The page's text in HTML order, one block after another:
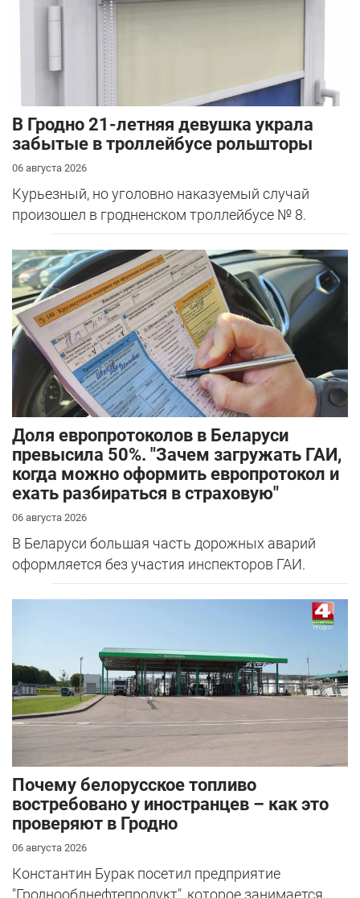
В Гродно 21-летняя девушка украла
забытые в троллейбусе рольшторы
06 августа 2026
Курьезный, но уголовно наказуемый случай
произошел в гродненском троллейбусе № 8.
Доля европротоколов в Беларуси
превысила 50%. "Зачем загружать ГАИ,
когда можно оформить европротокол и
ехать разбираться в страховую"
06 августа 2026
В Беларуси большая часть дорожных аварий
оформляется без участия инспекторов ГАИ.
Почему белорусское топливо
востребовано у иностранцев – как это
проверяют в Гродно
06 августа 2026
Константин Бурак посетил предприятие
"Гроднооблнефтепродукт", которое занимается